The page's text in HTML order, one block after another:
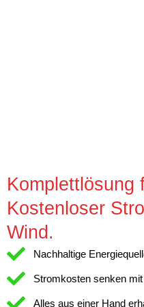
Komplettlösung
Kostenloser
Wind.
Nachhaltige
Stromkosten senken
Alles aus einer Hand